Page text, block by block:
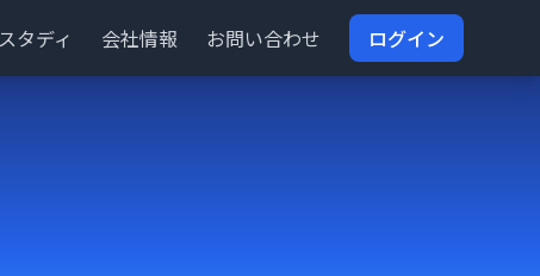
タディ 会社情報 お問い合わせ ログイン